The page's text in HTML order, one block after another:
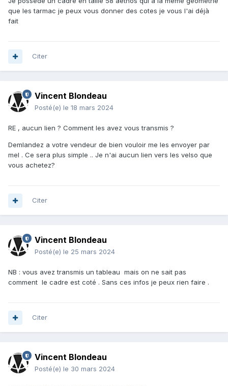
que les tarmac je peux vous donner des cotes je vous l'ai déjà
fait
Citer
Vincent Blondeau
Posté(e) le 18 mars 2024
RE , aucun lien ? Comment les avez vous transmis ?
Demlandez a votre vendeur de bien vouloir me les envoyer par
mel . Ce sera plus simple .. Je n'ai aucun lien vers les velso que
vous achetez?
Citer
Vincent Blondeau
Posté(e) le 25 mars 2024
NB : vous avez transmis un tableau mais on ne sait pas
comment le cadre est coté . Sans ces infos je peux rien faire .
Citer
Vincent Blondeau
Posté(e) le 30 mars 2024